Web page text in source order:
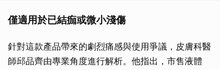
僅適用於已結痂或微小淺傷
針對這款產品帶來的劇烈痛感與使用爭議，皮膚科醫
師邱品齊由專業角度進行解析。他指出，市售液體